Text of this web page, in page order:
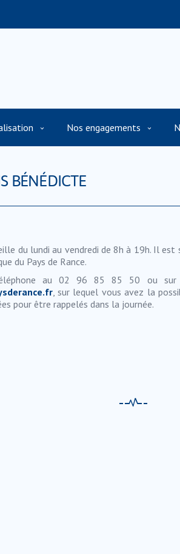
Nos engagements
BÉNÉDICTE
du lundi au vendredi de 8h à 19h. Il est
du Pays de Rance.
au 02 96 85 85 50 ou
, sur lequel vous avez la
pour être rappelés dans la journée.